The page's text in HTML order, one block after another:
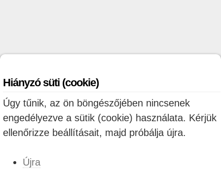
Hiányzó süti (cookie)
Úgy tűnik, az ön böngészőjében nincsenek
engedélyezve a sütik (cookie) használata. Kérjük
ellenőrizze beállításait, majd próbálja újra.
Újra